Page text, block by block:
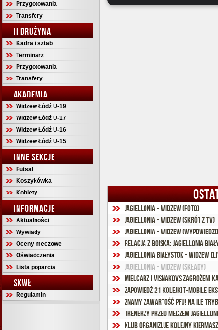
Przygotowania
Transfery
II DRUŻYNA
Kadra i sztab
Terminarz
Przygotowania
Transfery
AKADEMIA
Widzew Łódź U-19
Widzew Łódź U-17
Widzew Łódź U-16
Widzew Łódź U-15
INNE SEKCJE
Futsal
Koszykówka
Kobiety
INFORMACJE
Aktualności
Wywiady
Oceny meczowe
Oświadczenia
Lista poparcia
SKWŁ
Regulamin
Jagiellonia - Widzew (foto)
Jagiellonia - Widzew (skrót z TV)
Jagiellonia - Widzew (wypowiedzi)
Relacja z boiska: Jagiellonia
Jagiellonia Białystok - Widzew
Jagiellonia - Widzew (składy)
Mielcarz i Visnakovs zagrożeni
Zapowiedź 21 kolejki T-Mobile
Znamy zawartość PFU! Na ile
Trenerzy przed meczem
Klub organizuje kolejny kiermasz